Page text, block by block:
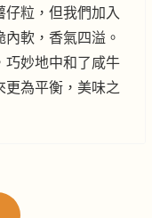
仔粒，但我們加入
軟，香氣四溢。
巧妙地中和了咸牛
更為平衡，美味之